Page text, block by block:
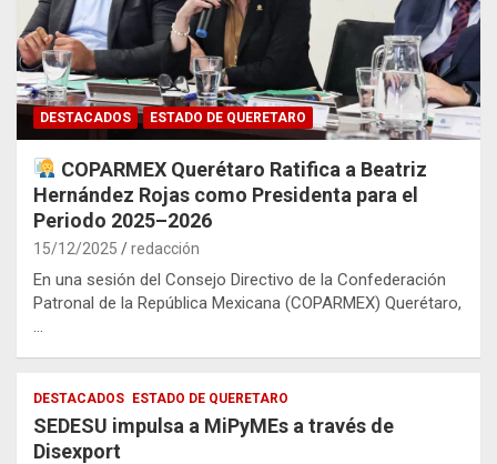
DESTACADOS ESTADO DE QUERETARO
COPARMEX Querétaro Ratifica a Beatriz
Hernández Rojas como Presidenta para el
Periodo 2025–2026
15/12/2025 redacción
En una sesión del Consejo Directivo de la Confederación
Patronal de la República Mexicana (COPARMEX) Querétaro,
DESTACADOS ESTADO DE QUERETARO
SEDESU impulsa a MiPyMEs a través de
Disexport